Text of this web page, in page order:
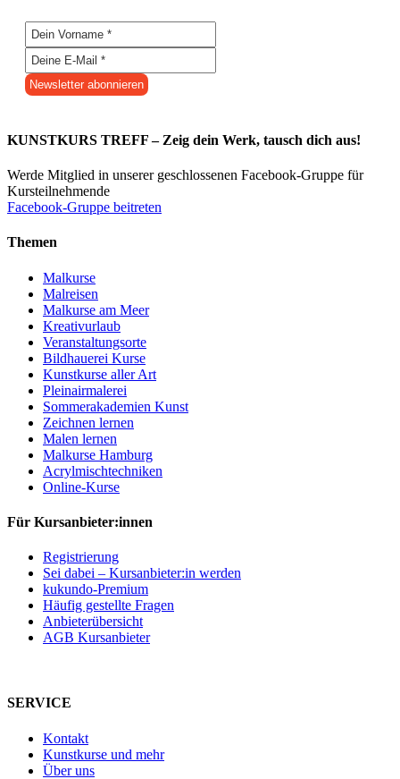
KUNSTKURS TREFF – Zeig dein Werk, tausch dich aus!
Werde Mitglied in unserer geschlossenen Facebook-Gruppe für
Kursteilnehmende
Facebook-Gruppe beitreten
Themen
Malkurse
Malreisen
Malkurse am Meer
Kreativurlaub
Veranstaltungsorte
Bildhauerei Kurse
Kunstkurse aller Art
Pleinairmalerei
Sommerakademien Kunst
Zeichnen lernen
Malen lernen
Malkurse Hamburg
Acrylmischtechniken
Online-Kurse
Für Kursanbieter:innen
Registrierung
Sei dabei – Kursanbieter:in werden
kukundo-Premium
Häufig gestellte Fragen
Anbieterübersicht
AGB Kursanbieter
SERVICE
Kontakt
Kunstkurse und mehr
Über uns